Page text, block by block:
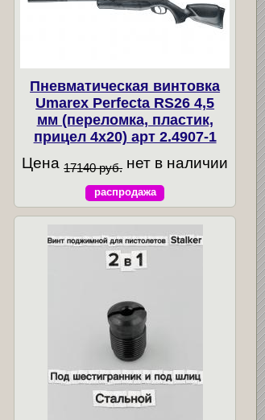
Пневматическая винтовка
Umarex Perfecta RS26 4,5
мм (переломка, пластик,
прицел 4x20) арт 2.4907-1
Цена 17140 руб. нет в наличии
распродажа